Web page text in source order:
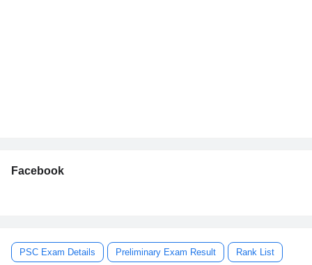
Facebook
PSC Exam Details Preliminary Exam Result Rank List